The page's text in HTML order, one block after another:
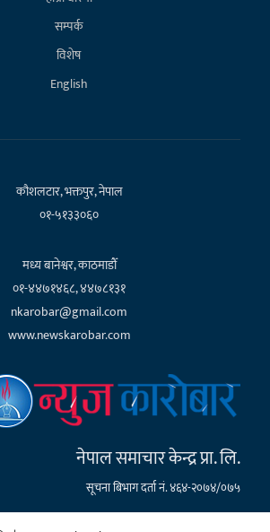
सम्पर्क
विशेष
English
कौशलटार, भक्तपुर, नेपाल
०१-५१३३०६०
मध्य बानेश्वर, काठमाडौँ
०१-४४७१४६८, ४४७८१३१
nkarobar@gmail.com
www.newskarobar.com
नेपाल समाचार केन्द्र प्रा. लि.
सूचना बिभाग दर्ता नं. ४६४-२०७४/०७५